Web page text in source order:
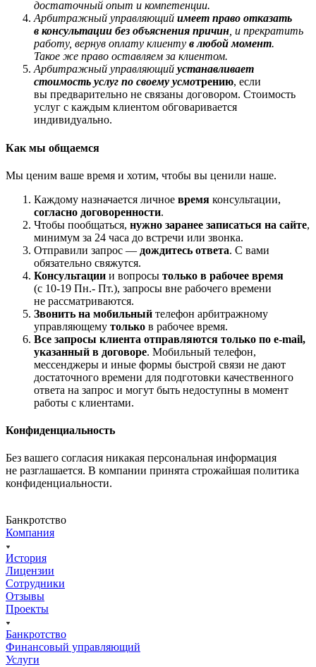
достаточный опыт и компетенции.
Арбитражный управляющий имеет право отказать
в консультации без объяснения причин , и прекратить
работу, вернув оплату клиенту в любой момент.
Такое же право оставляем за клиентом.
Арбитражный управляющий устанавливает
стоимость услуг по своему усмотрению, если
вы предварительно не связаны договором. Стоимость
услуг с каждым клиентом обговаривается
индивидуально.
Как мы общаемся
Мы ценим ваше время и хотим, чтобы вы ценили наше.
Каждому назначается личное время консультации,
согласно договоренности.
Чтобы пообщаться, нужно заранее записаться на сайте,
минимум за 24 часа до встречи или звонка.
Отправили запрос — дождитесь ответа. С вами
обязательно свяжутся.
Консультации и вопросы только в рабочее время
(c 10-19 Пн.- Пт.), запросы вне рабочего времени
не рассматриваются.
Звонить на мобильный телефон арбитражному
управляющему только в рабочее время.
Все запросы клиента отправляются только по e-mail,
указанный в договоре. Мобильный телефон,
мессенджеры и иные формы быстрой связи не дают
достаточного времени для подготовки качественного
ответа на запрос и могут быть недоступны в момент
работы с клиентами.
Конфиденциальность
Без вашего согласия никакая персональная информация
не разглашается. В компании принята строжайшая политика
конфиденциальности.
Банкротство
Компания
История
Лицензии
Сотрудники
Отзывы
Проекты
Банкротство
Финансовый управляющий
Услуги